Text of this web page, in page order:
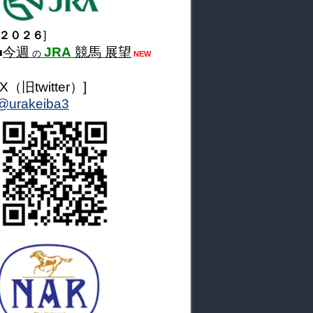
０２６]
今週 の JRA 競馬 展望 NEW
（旧twitter）]